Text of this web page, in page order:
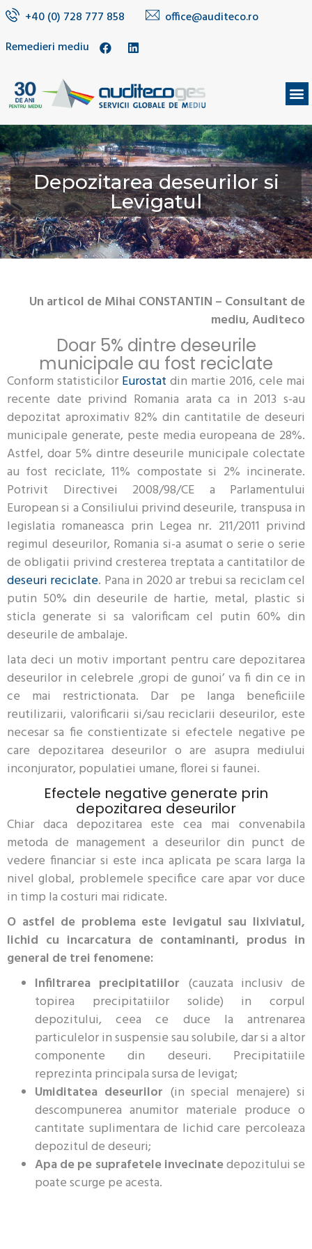
+40 (0) 728 777 858
office@auditeco.ro
Remedieri mediu
Depozitarea deseurilor si
Levigatul
Un articol de Mihai CONSTANTIN – Consultant de
mediu, Auditeco
Doar 5% dintre deseurile
municipale au fost reciclate
Conform statisticilor Eurostat din martie 2016, cele mai
recente date privind Romania arata ca in 2013 s-au
depozitat aproximativ 82% din cantitatile de deseuri
municipale generate, peste media europeana de 28%.
Astfel, doar 5% dintre deseurile municipale colectate
au fost reciclate, 11% compostate si 2% incinerate.
Potrivit Directivei 2008/98/CE a Parlamentului
European si a Consiliului privind deseurile, transpusa in
legislatia romaneasca prin Legea nr. 211/2011 privind
regimul deseurilor, Romania si-a asumat o serie o serie
de obligatii privind cresterea treptata a cantitatilor de
deseuri reciclate. Pana in 2020 ar trebui sa reciclam cel
putin 50% din deseurile de hartie, metal, plastic si
sticla generate si sa valorificam cel putin 60% din
deseurile de ambalaje.
Iata deci un motiv important pentru care depozitarea
deseurilor in celebrele ‚gropi de gunoi’ va fi din ce in
ce mai restrictionata. Dar pe langa beneficiile
reutilizarii, valorificarii si/sau reciclarii deseurilor, este
necesar sa fie constientizate si efectele negative pe
care depozitarea deseurilor o are asupra mediului
inconjurator, populatiei umane, florei si faunei.
Efectele negative generate prin
depozitarea deseurilor
Chiar daca depozitarea este cea mai convenabila
metoda de management a deseurilor din punct de
vedere financiar si este inca aplicata pe scara larga la
nivel global, problemele specifice care apar vor duce
in timp la costuri mai ridicate.
O astfel de problema este levigatul sau lixiviatul,
lichid cu incarcatura de contaminanti, produs in
general de trei fenomene:
Infiltrarea precipitatiilor (cauzata inclusiv de
topirea precipitatiilor solide) in corpul
depozitului, ceea ce duce Ia antrenarea
particulelor in suspensie sau solubile, dar si a altor
componente din deseuri. Precipitatiile
reprezinta principala sursa de levigat;
Umiditatea deseurilor (in special menajere) si
descompunerea anumitor materiale produce o
cantitate suplimentara de lichid care percoleaza
depozitul de deseuri;
Apa de pe suprafetele invecinatedepozitului se
poate scurge pe acesta.